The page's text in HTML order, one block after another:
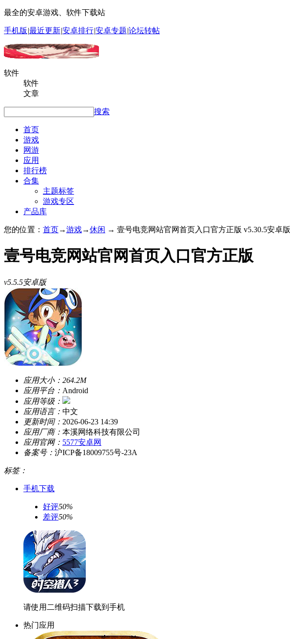
最全的安卓游戏、软件下载站
手机版 |最近更新|安卓排行|安卓专题|论坛转帖
软件
软件
文章
搜索
首页
游戏
网游
应用
排行榜
合集
主题标签
游戏专区
产品库
您的位置： 首页→游戏→休闲 → 壹号电竞网站官网首页入口官方正版 v5.30.5安卓版
壹号电竞网站官网首页入口官方正版
v5.5.5安卓版
应用大小： 264.2M
应用平台： Android
应用等级：
应用语言： 中文
更新时间： 2026-06-23 14:39
应用厂商： 本溪网络科技有限公司
应用官网： 5577安卓网
备案号： 沪ICP备18009755号-23A
标签：
手机下载
好评50%
差评50%
请使用二维码扫描下载到手机
热门应用